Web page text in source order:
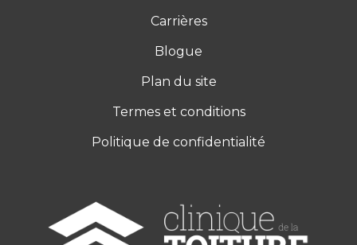
Carrières
Blogue
Plan du site
Termes et conditions
Politique de confidentialité